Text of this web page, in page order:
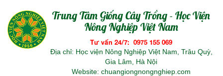
Trung Tâm Giống Cây Trồng - Học Viện
Nông Nghiệp Việt Nam
Tư vấn 24/7: 0975 155 069
Địa chỉ: Học viện Nông Nghiệp Việt Nam, Trâu Quỳ,
Gia Lâm, Hà Nội
Website: chuangiongnongnghiep.com